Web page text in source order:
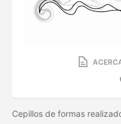
Cepillos de formas